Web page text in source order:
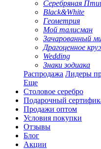
Серебряная
Black&White
Геометрия
Мой талисман
Зачарованный
Драгоценное
Wedding
Знаки зодиака
Распродажа Лидеры
Еще
Столовое серебро
Подарочный
Продажи оптом
Условия покупки
Отзывы
Блог
Акции